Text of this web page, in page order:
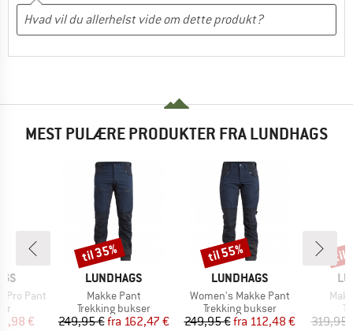
MEST PULÆRE PRODUKTER FRA LUNDHAGS
Pro Pant
pris
€
MÆRKE
LUNDHAGS
Artikel
Makke Pant
Produktgruppe
Trekking bukser
Pris
249,95 € Nedsat pris
fra 162,47 €
Rabat
til 35%
MÆRKE
LUNDHAGS
Artikel
Women's Makke Pant
Produktgruppe
Trekking bukser
Pris
249,95 € Nedsat pris
fra 112,48 €
Rabat
til 55%
319,95
til